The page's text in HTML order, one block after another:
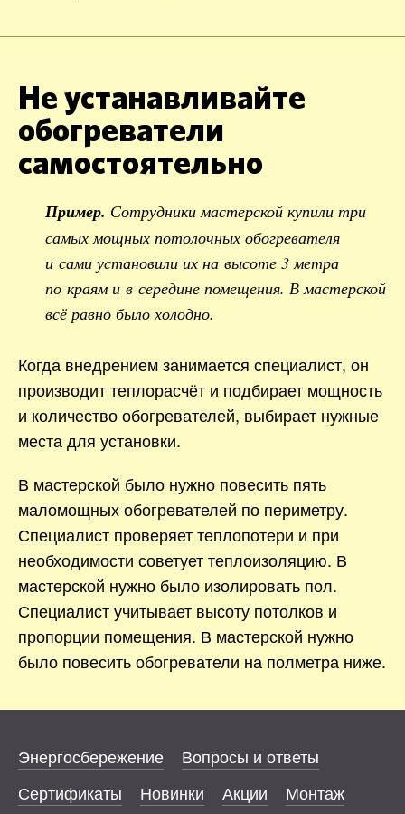
Не устанавливайте
обогреватели
самостоятельно
Пример. Сотрудники мастерской купили три
самых мощных потолочных обогревателя
и сами установили их на высоте 3 метра
по краям и в середине помещения. В мастерской
всё равно было холодно.
Когда внедрением занимается специалист, он
производит теплорасчёт и подбирает мощность
и количество обогревателей, выбирает нужные
места для установки.
В мастерской было нужно повесить пять
маломощных обогревателей по периметру.
Специалист проверяет теплопотери и при
необходимости советует теплоизоляцию. В
мастерской нужно было изолировать пол.
Специалист учитывает высоту потолков и
пропорции помещения. В мастерской нужно
было повесить обогреватели на полметра ниже.
Энергосбережение
Вопросы и ответы
Сертификаты
Новинки Акции Монтаж